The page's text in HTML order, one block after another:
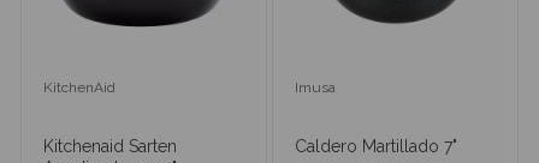
KitchenAid
Kitchenaid Sarten
Imusa
Caldero Martillado 7"